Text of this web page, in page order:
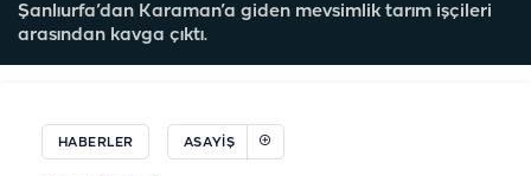
Şanlıurfa’dan Karaman’a giden mevsimlik tarım işçileri
arasından kavga çıktı.
HABERLER ASAYIŞ